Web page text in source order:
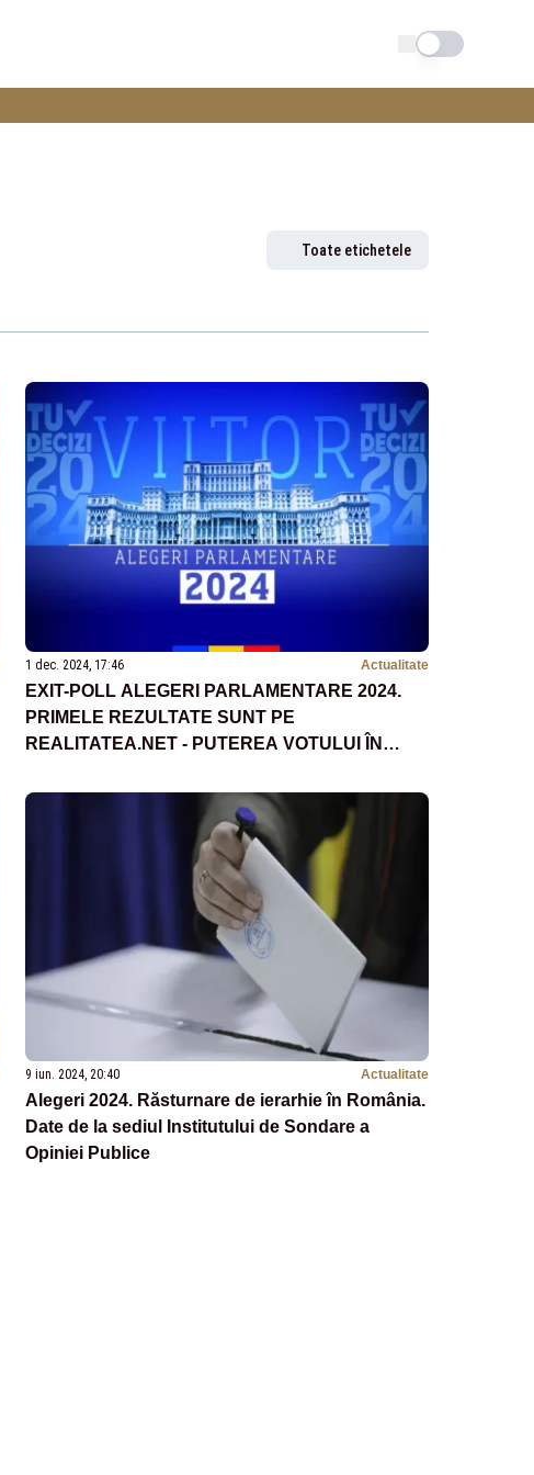
Schimba tema
Toate etichetele
1 dec. 2024, 17:46 Actualitate
EXIT-POLL ALEGERI PARLAMENTARE 2024.
PRIMELE REZULTATE SUNT PE
REALITATEA.NET - PUTEREA VOTULUI ÎN
9 iun. 2024, 20:40 Actualitate
Alegeri 2024. Răsturnare de ierarhie în România.
Date de la sediul Institutului de Sondare a
Opiniei Publice